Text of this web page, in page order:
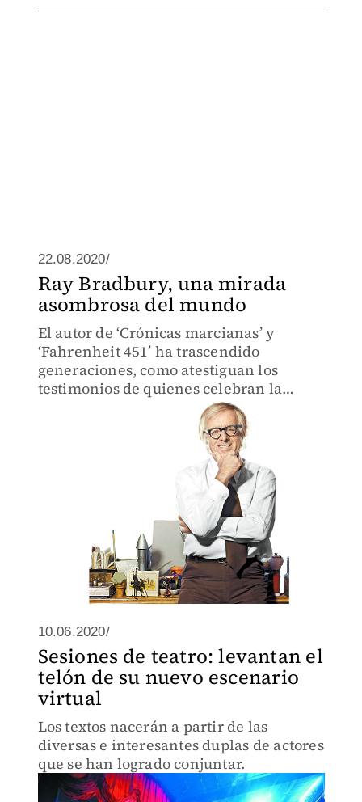
22.08.2020/
Ray Bradbury, una mirada
asombrosa del mundo
El autor de ‘Crónicas marcianas’ y
‘Fahrenheit 451’ ha trascendido
generaciones, como atestiguan los
testimonios de quienes celebran la
vigencia del escritor estadunidense en
el centenario de su natalicio.
10.06.2020/
Sesiones de teatro: levantan el
telón de su nuevo escenario
virtual
Los textos nacerán a partir de las
diversas e interesantes duplas de actores
que se han logrado conjuntar.